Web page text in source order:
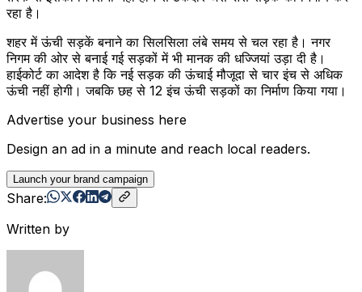
रहा है।
शहर में ऊंची सड़कें बनाने का सिलसिला लंबे समय से चल रहा है। नगर
निगम की ओर से बनाई गई सड़कों में भी मानक की धज्जियां उड़ा दी है।
हाईकोर्ट का आदेश है कि नई सड़क की ऊंचाई मौजूदा से चार इंच से अधिक
ऊंची नहीं होगी। जबकि छह से 12 इंच ऊंची सड़कों का निर्माण किया गया।
Advertise your business here
Design an ad in a minute and reach local readers.
Launch your brand campaign
Share:
Written by